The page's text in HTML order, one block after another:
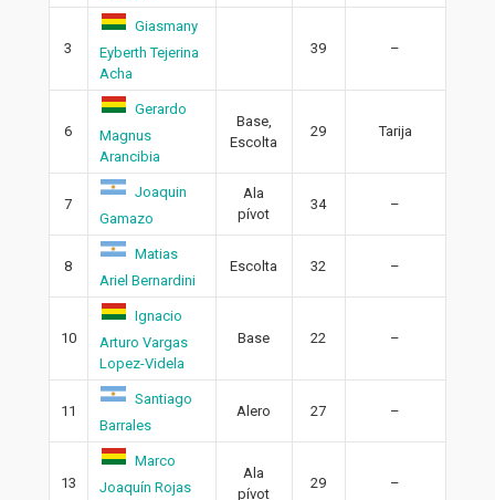
3
Giasmany
Eyberth Tejerina
Acha
39 –
6
Gerardo
Magnus
Arancibia
Base,
Escolta
29 Tarija
7
Joaquin
Gamazo
Ala
pívot
34 –
8
Matias
Ariel Bernardini
Escolta 32 –
10
Ignacio
Arturo Vargas
Lopez-Videla
Base 22 –
11
Santiago
Barrales
Alero 27 –
13
Marco
Joaquín Rojas
Ala
pívot
29 –